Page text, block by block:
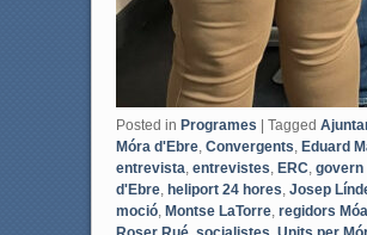
Posted in Programes Tagged
Móra d'Ebre, Convergents, Eduard
entrevista, entrevistes, ERC, govern
d'Ebre, heliport 24 hores, Josep
moció, Montse LaTorre, regidors